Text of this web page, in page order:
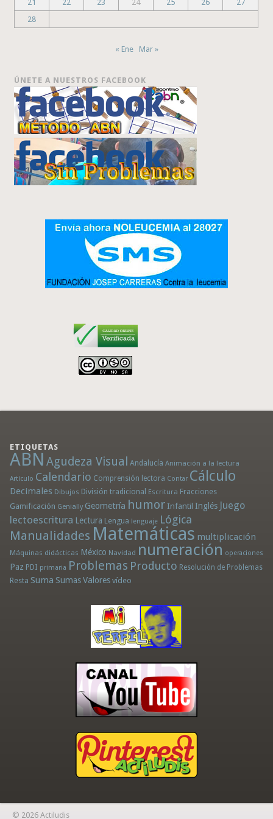
21
22 23 24 25 26
27
28
« Ene Mar »
ÚNETE A NUESTROS FACEBOOK
ETIQUETAS
ABN Agudeza Visual Andalucía Animación a la lectura
Artículo Calendario Comprensión lectora Contar Cálculo
Decimales Dibujos División tradicional Escritura Fracciones
Gamificación Genially Geometría humor Infantil Inglés Juego
lectoescritura Lectura Lengua lenguaje Lógica
Manualidades Matemáticas multiplicación
Máquinas didácticas México Navidad numeración operaciones
Paz PDI primaria Problemas Producto Resolución de Problemas
Resta Suma Sumas Valores vídeo
© 2026 Actiludis